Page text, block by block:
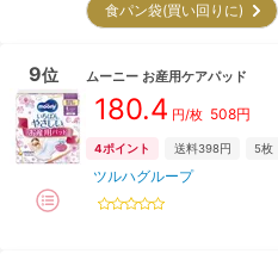
食パン袋(買い回りに)
9位 ムーニー お産用ケアパッド
180.4 円/枚 508円
4ポイント 送料398円 5枚
ツルハグループ